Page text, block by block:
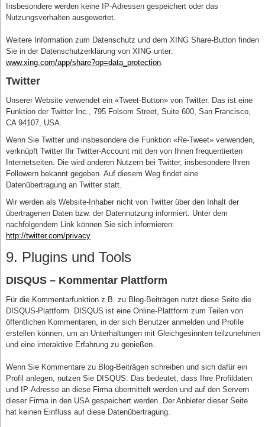
Insbesondere werden keine IP-Adressen gespeichert oder das
Nutzungsverhalten ausgewertet.
Weitere Information zum Datenschutz und dem XING Share-Button finden
Sie in der Datenschutzerklärung von XING unter:
www.xing.com/app/share?op=data_protection.
Twitter
Unserer Website verwendet ein «Tweet-Button» von Twitter. Das ist eine
Funktion der Twitter Inc., 795 Folsom Street, Suite 600, San Francisco,
CA 94107, USA.
Wenn Sie Twitter und insbesondere die Funktion «Re-Tweet» verwenden,
verknüpft Twitter Ihr Twitter-Account mit den von Ihnen frequentierten
Internetseiten. Die wird anderen Nutzern bei Twitter, insbesondere Ihren
Followern bekannt gegeben. Auf diesem Weg findet eine
Datenübertragung an Twitter statt.
Wir werden als Website-Inhaber nicht von Twitter über den Inhalt der
übertragenen Daten bzw. der Datennutzung informiert. Unter dem
nachfolgendem Link können Sie sich informieren:
http://twitter.com/privacy
9. Plugins und Tools
DISQUS – Kommentar Plattform
Für die Kommentarfunktion z.B. zu Blog-Beiträgen nutzt diese Seite die
DISQUS-Plattform. DISQUS ist eine Online-Plattform zum Teilen von
öffentlichen Kommentaren, in der sich Benutzer anmelden und Profile
erstellen können, um an Unterhaltungen mit Gleichgesinnten teilzunehmen
und eine interaktive Erfahrung zu genießen.
Wenn Sie Kommentare zu Blog-Beiträgen schreiben und sich dafür ein
Profil anlegen, nutzen Sie DISQUS. Das bedeutet, dass Ihre Profildaten
und IP-Adresse an diese Firma übermittelt werden und auf den Servern
dieser Firma in den USA gespeichert werden. Der Anbieter dieser Seite
hat keinen Einfluss auf diese Datenübertragung.